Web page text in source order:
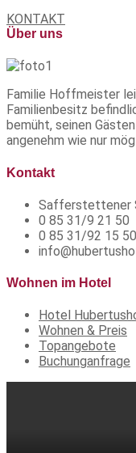
KONTAKT
Über uns
Familie Hoffmeister
Familienbesitz
bemüht, seinen
angenehm wie nur
Kontakt
Safferstettener
0 85 31/9 21 50
0 85 31/92 15 50
Wohnen im Hotel
Hotel
Wohnen & Preis
Topangebote
Buchunganfrage